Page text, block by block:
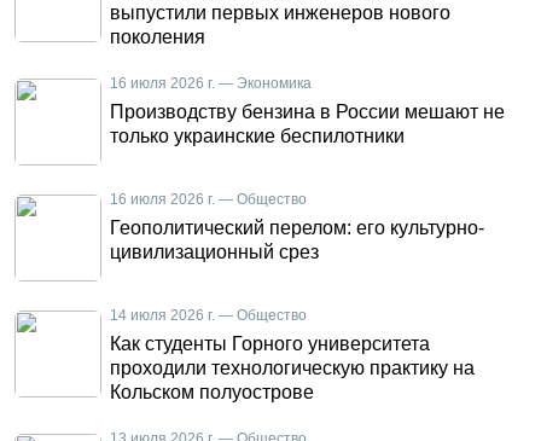
выпустили первых инженеров нового
поколения
16 июля 2026 г. — Экономика
Производству бензина в России мешают не
только украинские беспилотники
16 июля 2026 г. — Общество
Геополитический перелом: его культурно-
цивилизационный срез
14 июля 2026 г. — Общество
Как студенты Горного университета
проходили технологическую практику на
Кольском полуострове